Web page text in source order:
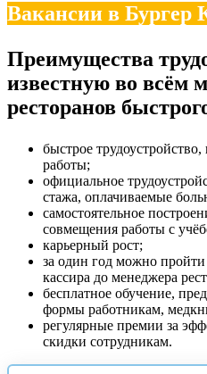
Вакансии в Бургер
Преимущества
известную во всём
ресторанов
быстрое
работы;
официальное
стажа, оплачиваемые
самостоятельное
совмещения работы с
карьерный рост;
за один год можно
кассира до менеджера
бесплатное обучение,
формы работникам,
регулярные премии за
скидки сотрудникам.